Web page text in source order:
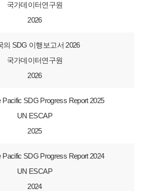
국가데이터연구원
2026
의 SDG 이행보고서 2026
국가데이터연구원
2026
Pacific SDG Progress Report 2025
UN ESCAP
2025
Pacific SDG Progress Report 2024
UN ESCAP
2024